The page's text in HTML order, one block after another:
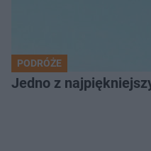
PODRÓŻE
Jedno z